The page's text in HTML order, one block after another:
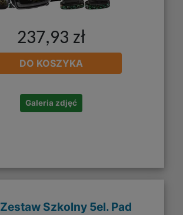
237,93 zł
DO KOSZYKA
Galeria zdjęć
Szkolny 5el. Pad